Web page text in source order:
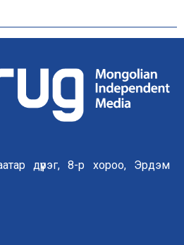
дүүрэг, 8-р хороо, Эрдэм